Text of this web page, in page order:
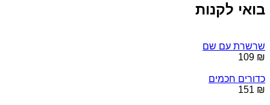
בואי לקנות
שרשרת עם שם
₪ 109
כדורים חכמים
₪ 151